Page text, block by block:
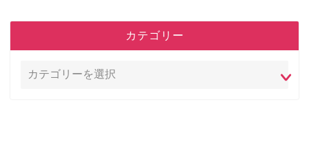
カテゴリー